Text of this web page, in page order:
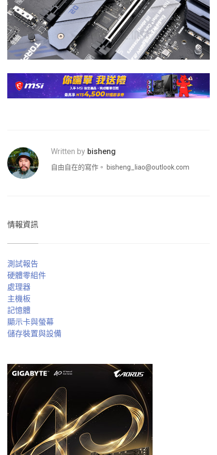
Written by bisheng
自由自在的寫作。 bisheng_liao@outlook.com
情報資訊
測試報告
硬體零組件
處理器
主機板
記憶體
顯示卡與螢幕
儲存裝置與設備